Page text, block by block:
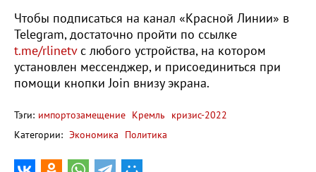
Чтобы подписаться на канал «Красной Линии» в
Telegram, достаточно пройти по ссылке
t.me/rlinetvс любого устройства, на котором
установлен мессенджер, и присоединиться при
помощи кнопки Join внизу экрана.
Тэги: импортозамещение Кремль
кризис-2022
Категории: Экономика Политика